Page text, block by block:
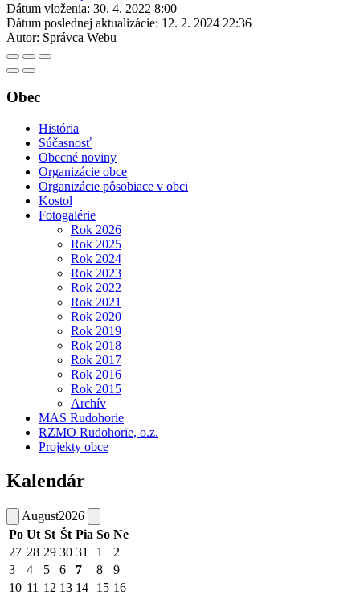
Dátum vloženia: 30. 4. 2022 8:00
Dátum poslednej aktualizácie: 12. 2. 2024 22:36
Autor: Správca Webu
Obec
História
Súčasnosť
Obecné noviny
Organizácie obce
Organizácie pôsobiace v obci
Kostol
Fotogalérie
Rok 2026
Rok 2025
Rok 2024
Rok 2023
Rok 2022
Rok 2021
Rok 2020
Rok 2019
Rok 2018
Rok 2017
Rok 2016
Rok 2015
Archív
MAS Rudohorie
RZMO Rudohorie, o.z.
Projekty obce
Kalendár
August2026
Po Ut St Št Pia So Ne
27 28 29 30 31 1
2
3
4 5 6 7 8
9
10 11 12 13 14 15 16